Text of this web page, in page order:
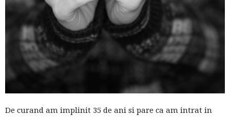
De curand am implinit 35 de ani si pare ca am intrat in